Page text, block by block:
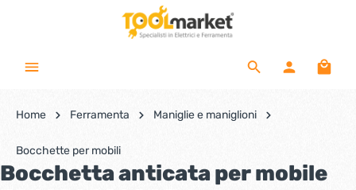
Home Ferramenta Maniglie e maniglioni
Bocchette per mobili
Bocchetta anticata per mobile